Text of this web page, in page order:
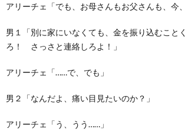
アリーチェ「でも、お母さんもお父さんも、今
男１「別に家にいなくても、金を振り込むこと
ろ！ さっさと連絡しろよ！」
アリーチェ「……で、でも」
男２「なんだよ、痛い目見たいのか？」
アリーチェ「う、うう……」